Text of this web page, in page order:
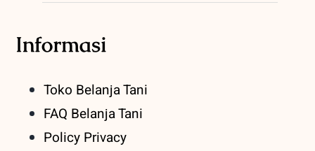
Informasi
Toko Belanja Tani
FAQ Belanja Tani
Policy Privacy